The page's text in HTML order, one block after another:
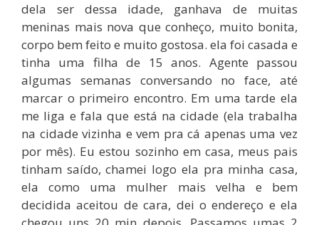
dela ser dessa idade, ganhava de muitas
meninas mais nova que conheço, muito bonita,
corpo bem feito e muito gostosa. ela foi casada e
tinha uma filha de 15 anos. Agente passou
algumas semanas conversando no face, até
marcar o primeiro encontro. Em uma tarde ela
me liga e fala que está na cidade (ela trabalha
na cidade vizinha e vem pra cá apenas uma vez
por mês). Eu estou sozinho em casa, meus pais
tinham saído, chamei logo ela pra minha casa,
ela como uma mulher mais velha e bem
decidida aceitou de cara, dei o endereço e ela